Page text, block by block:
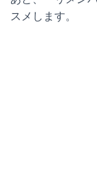
スメします。